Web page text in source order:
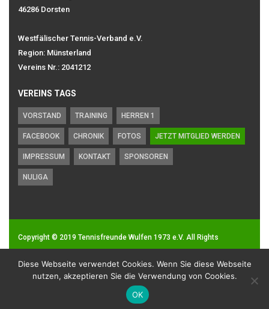
46286 Dorsten
Westfälischer Tennis-Verband e.V.
Region: Münsterland
Vereins Nr.: 2041212
VEREINS TAGS
VORSTAND TRAINING HERREN 1
FACEBOOK CHRONIK FOTOS JETZT MITGLIED WERDEN
IMPRESSUM KONTAKT SPONSOREN
NULIGA
Copyright © 2019 Tennisfreunde Wulfen 1973 e.V. All Rights
Impressum| Datenschutz
Diese Webseite verwendet Cookies. Wenn Sie diese Webseite
nutzen, akzeptieren Sie die Verwendung von Cookies.
OK